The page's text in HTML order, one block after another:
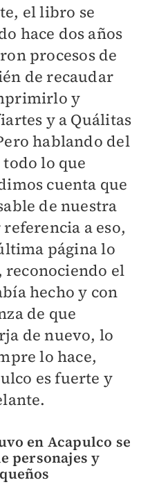
el libro se
hace dos años
procesos de
de recaudar
y
y a Quálitas
hablando del
lo que
cuenta que
de nuestra
a eso,
página lo
reconociendo el
hecho y con
de que
de nuevo, lo
lo hace,
es fuerte y
en Acapulco se
personajes y